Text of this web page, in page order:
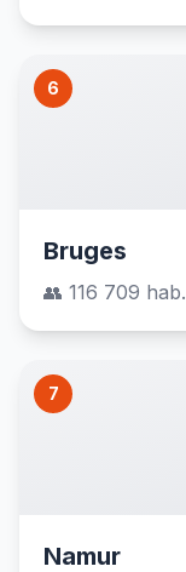
6
Bruges
👥 116 709 hab.
7
Namur